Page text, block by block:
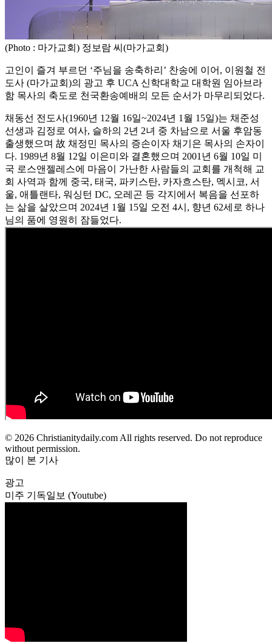
(Photo : 마가교회) 정보람 씨(마가교회)
고인이 즐겨 부르던 ‘주님을 송축하리’ 찬송에 이어, 이원철 전
도사 (마가교회)의 광고 후 UCA 신학대학교 대학원 임아브라
함 목사의 축도로 천국환송예배의 모든 순서가 마무리되었다.
채동선 전도사(1960년 12월 16일~2024년 1월 15일)는 채준성
선생과 김정로 여사, 슬하의 2년 2녀 중 차남으로 서울 후암동
출생했으며 故 채정민 목사의 증손이자 채기은 목사의 손자이
다. 1989년 8월 12일 이은미와 결혼했으며 2001년 6월 10일 미
국 로스앤젤레스에 마음이 가난한 사람들의 교회를 개척해 교
회 사역과 함께 중국, 태국, 파키스탄, 카자흐스탄, 멕시코, 서
울, 애틀랜타, 워싱턴 DC, 오레곤 등 각지에서 복음을 선포하
는 삶을 살았으며 2024년 1월 15일 오전 4시, 향년 62세로 하나
님의 품에 영원히 잠들었다.
© 2026 Christianitydaily.com All rights reserved. Do not reproduce
without permission.
많이 본 기사
광고
미주 기독일보 (Youtube)